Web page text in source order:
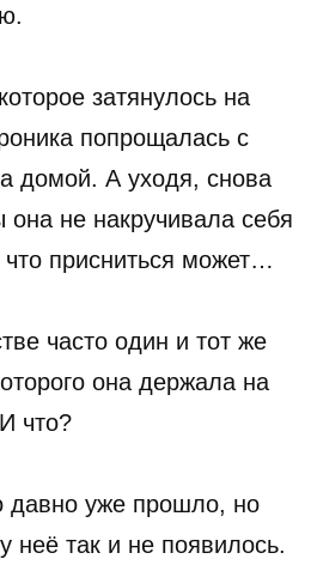
затянулось на
попрощалась с
домой. А уходя, снова
она не накручивала себя
присниться может…
часто один и тот же
она держала на
что?
давно уже прошло, но
неё так и не появилось.